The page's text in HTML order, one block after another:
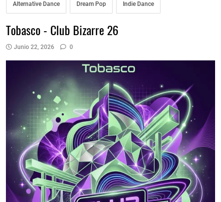
Alternative Dance Dream Pop Indie Dance
Tobasco - Club Bizarre 26
Junio 22, 2026 0